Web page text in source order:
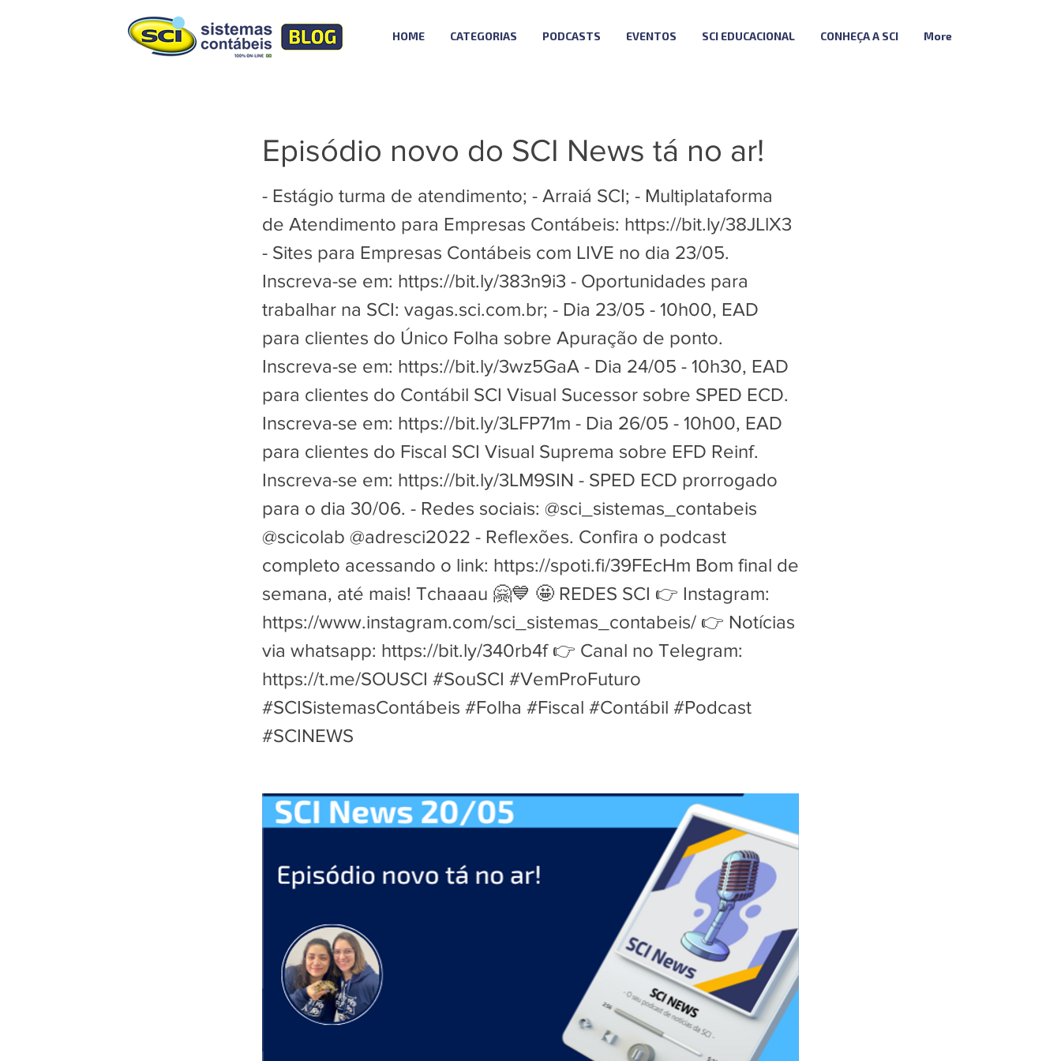
HOME CATEGORIAS PODCASTS EVENTOS SCI EDUCACIONAL CONHEÇA A SCI More
Episódio novo do SCI News tá no ar!
- Estágio turma de atendimento; - Arraiá SCI; - Multiplataforma
de Atendimento para Empresas Contábeis: https://bit.ly/38JLlX3
- Sites para Empresas Contábeis com LIVE no dia 23/05.
Inscreva-se em: https://bit.ly/383n9i3 - Oportunidades para
trabalhar na SCI: vagas.sci.com.br; - Dia 23/05 - 10h00, EAD
para clientes do Único Folha sobre Apuração de ponto.
Inscreva-se em: https://bit.ly/3wz5GaA - Dia 24/05 - 10h30, EAD
para clientes do Contábil SCI Visual Sucessor sobre SPED ECD.
Inscreva-se em: https://bit.ly/3LFP71m - Dia 26/05 - 10h00, EAD
para clientes do Fiscal SCI Visual Suprema sobre EFD Reinf.
Inscreva-se em: https://bit.ly/3LM9SIN - SPED ECD prorrogado
para o dia 30/06. - Redes sociais: @sci_sistemas_contabeis
@scicolab @adresci2022 - Reflexões. Confira o podcast
completo acessando o link: https://spoti.fi/39FEcHm Bom final de
semana, até mais! Tchaaau 🤗💙 🤩 REDES SCI 👉 Instagram:
https://www.instagram.com/sci_sistemas_contabeis/ 👉 Notícias
via whatsapp: https://bit.ly/340rb4f👉 Canal no Telegram:
https://t.me/SOUSCI #SouSCI #VemProFuturo
#SCISistemasContábeis #Folha #Fiscal #Contábil #Podcast
#SCINEWS